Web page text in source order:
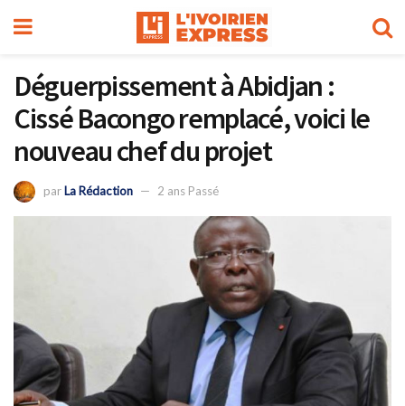
Déguerpissement à Abidjan :
Cissé Bacongo remplacé, voici le
nouveau chef du projet
parLa Rédaction 2 ans Passé